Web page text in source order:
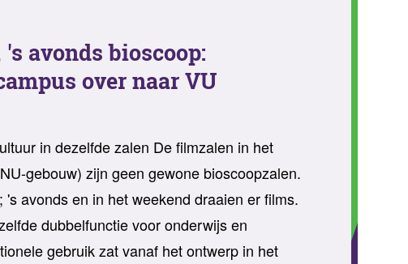
avonds bioscoop:
over naar VU
in dezelfde zalen De filmzalen in het
gebouw) zijn geen gewone bioscoopzalen.
avonds en in het weekend draaien er films.
dubbelfunctie voor onderwijs en
gebruik zat vanaf het ontwerp in het